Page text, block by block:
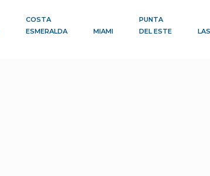
COSTA
ESMERALDA
MIAMI
PUNTA
DEL ESTE